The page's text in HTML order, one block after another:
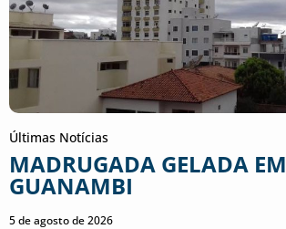
Últimas Notícias
MADRUGADA GELADA EM
GUANAMBI
5 de agosto de 2026